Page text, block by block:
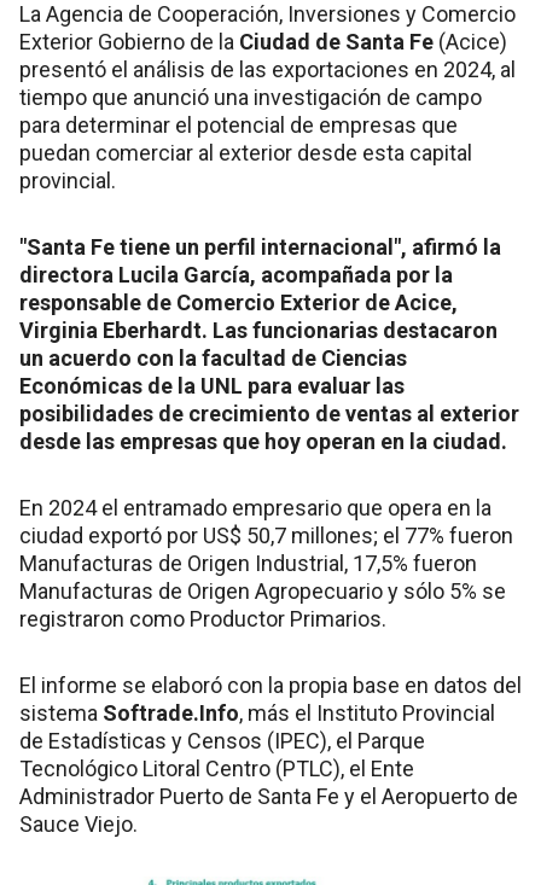
La Agencia de Cooperación, Inversiones y Comercio
Exterior Gobierno de la Ciudad de Santa Fe (Acice)
presentó el análisis de las exportaciones en 2024, al
tiempo que anunció una investigación de campo
para determinar el potencial de empresas que
puedan comerciar al exterior desde esta capital
provincial.
"Santa Fe tiene un perfil internacional", afirmó la
directora Lucila García, acompañada por la
responsable de Comercio Exterior de Acice,
Virginia Eberhardt. Las funcionarias destacaron
un acuerdo con la facultad de Ciencias
Económicas de la UNL para evaluar las
posibilidades de crecimiento de ventas al exterior
desde las empresas que hoy operan en la ciudad.
En 2024 el entramado empresario que opera en la
ciudad exportó por US$ 50,7 millones; el 77% fueron
Manufacturas de Origen Industrial, 17,5% fueron
Manufacturas de Origen Agropecuario y sólo 5% se
registraron como Productor Primarios.
El informe se elaboró con la propia base en datos del
sistema Softrade.Info, más el Instituto Provincial
de Estadísticas y Censos (IPEC), el Parque
Tecnológico Litoral Centro (PTLC), el Ente
Administrador Puerto de Santa Fe y el Aeropuerto de
Sauce Viejo.